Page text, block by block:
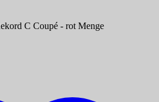
C Coupé - rot Menge